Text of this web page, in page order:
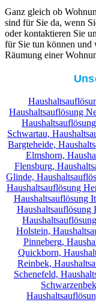
Ganz gleich ob
sind für Sie da, wenn
oder kontaktieren Sie
für Sie tun können und
Räumung einer
Haushaltsauflösung
Schwartau,
Bargteheide,
Elmshorn,
Flensburg,
Glinde,
Haushaltsauflösung
Haushaltsauflösung
Haushaltsauflösung
Holstein,
Pinneberg,
Quickborn,
Reinbek,
Schenefeld,